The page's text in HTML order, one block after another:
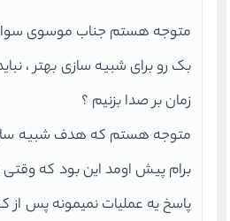
متوجه هستم جناب موسوی
بک رو برای شبیه سازی بهتر ،
زمان بر صدا بزنیم ؟
متوجه هستم که هدف شبیه
برام پیش اومد این بود که
پاسخ یه عملیات نمیمونه پس از